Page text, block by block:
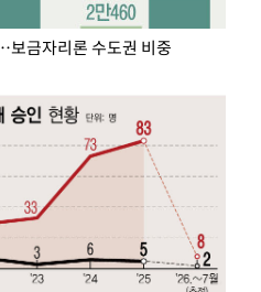
보금자리론 수도권 비중